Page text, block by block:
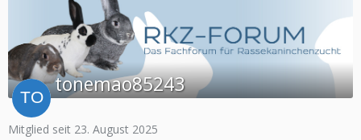
tonemao85243
Mitglied seit 23. August 2025